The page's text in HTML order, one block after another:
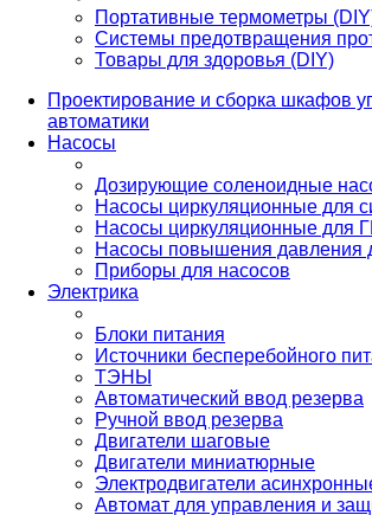
Портативные термометры
Системы предотвращения
Товары для здоровья (DIY)
Проектирование и сборка шкафов
автоматики
Насосы
Дозирующие соленоидные
Насосы циркуляционные для
Насосы циркуляционные для
Насосы повышения давления
Приборы для насосов
Электрика
Блоки питания
Источники бесперебойного
ТЭНЫ
Автоматический ввод резерва
Ручной ввод резерва
Двигатели шаговые
Двигатели миниатюрные
Электродвигатели
Автомат для управления и